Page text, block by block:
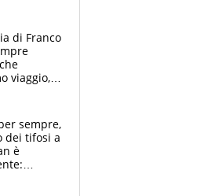
di Franco
viaggio,
dei tifosi
sempre,
dei tifosi a
è